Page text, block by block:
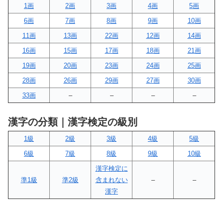
1画 2画 3画 4画
5画
6画
7画 8画 9画
10画
11画
13画 22画 12画
14画
16画
15画 17画 18画
21画
19画
20画 23画 24画
25画
28画
26画 29画 27画
30画
33画
– – – –
漢字の分類｜漢字検定の級別
1級 2級 3級 4級
5級
6級
7級 8級 9級 10級
準1級 準2級
漢字検定に
含まれない
漢字
– –